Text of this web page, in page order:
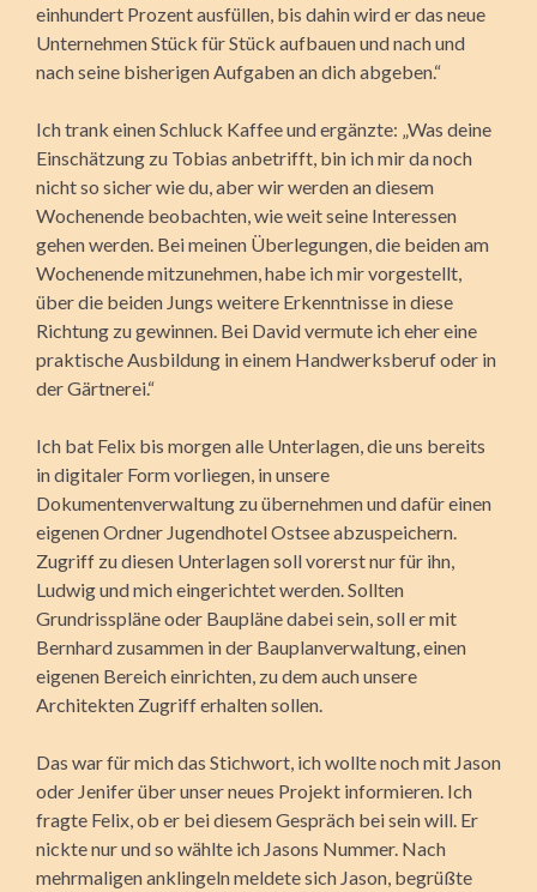
einhundert Prozent ausfüllen, bis dahin wird er das neue
Unternehmen Stück für Stück aufbauen und nach und
nach seine bisherigen Aufgaben an dich abgeben.“
Ich trank einen Schluck Kaffee und ergänzte: „Was deine
Einschätzung zu Tobias anbetrifft, bin ich mir da noch
nicht so sicher wie du, aber wir werden an diesem
Wochenende beobachten, wie weit seine Interessen
gehen werden. Bei meinen Überlegungen, die beiden am
Wochenende mitzunehmen, habe ich mir vorgestellt,
über die beiden Jungs weitere Erkenntnisse in diese
Richtung zu gewinnen. Bei David vermute ich eher eine
praktische Ausbildung in einem Handwerksberuf oder in
der Gärtnerei.“
Ich bat Felix bis morgen alle Unterlagen, die uns bereits
in digitaler Form vorliegen, in unsere
Dokumentenverwaltung zu übernehmen und dafür einen
eigenen Ordner Jugendhotel Ostsee abzuspeichern.
Zugriff zu diesen Unterlagen soll vorerst nur für ihn,
Ludwig und mich eingerichtet werden. Sollten
Grundrisspläne oder Baupläne dabei sein, soll er mit
Bernhard zusammen in der Bauplanverwaltung, einen
eigenen Bereich einrichten, zu dem auch unsere
Architekten Zugriff erhalten sollen.
Das war für mich das Stichwort, ich wollte noch mit Jason
oder Jenifer über unser neues Projekt informieren. Ich
fragte Felix, ob er bei diesem Gespräch bei sein will. Er
nickte nur und so wählte ich Jasons Nummer. Nach
mehrmaligen anklingeln meldete sich Jason, begrüßte